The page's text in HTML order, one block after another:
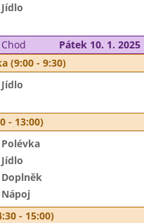
Jídlo
Chod
Pátek 10. 1. 2025
(9:00 - 9:30)
Jídlo
- 13:00)
Polévka
Jídlo
Doplněk
Nápoj
- 15:00)